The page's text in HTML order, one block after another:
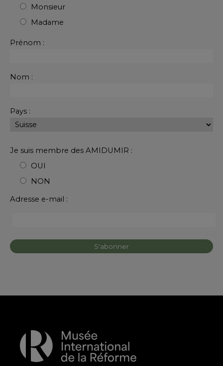
Monsieur
Madame
Prénom :
Nom :
Pays :
Je suis membre des AMIDUMIR :
OUI
NON
Adresse e-mail :